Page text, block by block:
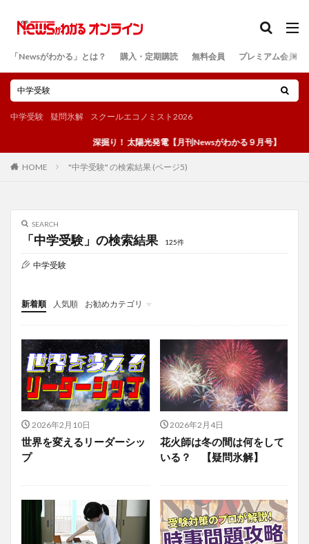
「Newsがわかる」とは？ 購入・定期購読 無料会員 プレミアム会員
中学受験 疑問氷解 スクールエコノミスト2026
深掘り！ 太陽光発電【月刊Newsがわかる９月号】
HOME "中学受験" の検索結果 (ページ5)
SEARCH
「中学受験」の検索結果 125件
中学受験
新着順 人気順
お勧めカテゴリ
投稿
学び
マンガ
電子書籍
2026年2月10日
世界を変えるリーダーシッ
プ
2026年2月4日
花火師は冬の間は何をして
いる？ 【疑問氷解】
検索